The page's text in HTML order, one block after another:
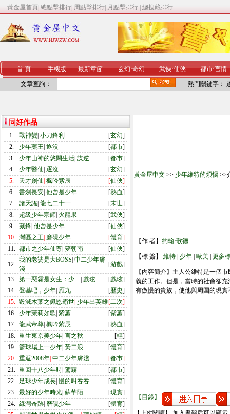
黃金屋首頁 總點擊排行 周點擊排行 月點擊排行 總搜藏排行
首 頁 手機版 最新章節 玄幻·奇幻 武俠·仙俠 都市·言情
文章查詢： 熱門關鍵字：
同好作品
1. 戰神變 小刀鋒利 [玄幻]
2.
少年藥王 逐沒 [都市]
3.
少年山神的悠閑生活 謀逆 [都市]
4.
少年醫仙 逐沒 [玄幻]
5.
天才劍仙 楓吟紫辰 [仙俠]
6.
書劍長安 他曾是少年 [熱血]
7.
諸天謠 龍七二十一 [末世]
8.
超級少年宗師 火龍果 [武俠]
9.
藏鋒 他曾是少年 [仙俠]
10. 灣區之王 磨硯少年 [體育]
11. 都市之少年仙尊 夢朝南 [仙俠]
12.
我的老婆是大BOSS 中二少年膚
淺
[游戲]
13. 第一惡霸是女生：少… 戲玹 [戲玹]
14. 登基吧，少年 雁九 [歷史]
15. 毀滅木葉之佩恩霸世 少年出英雄[二次]
16.
少年茉莉如歌 紫蕙 [紫蕙]
17. 龍武帝尊 楓吟紫辰 [熱血]
18. 重生東京美少年 言之秋 [輕]
19. 籃球場上一少年 黃二浪 [體育]
20. 重返2008年 中二少年膚淺 [都市]
21. 重回十八少年時 駕霧 [都市]
22.
足球少年成長 |慢的叫吞吞 [體育]
23. 最好的少年時光 蘇芊陌 [現實]
24. 綠灣奇跡 磨硯少年 [體育]
黃金屋中文 >> 少年維特的煩惱 >>
【作 者】 約翰·歌德
【標 簽】 維特 少年 歐美 更多
【內容簡介】主人公維特是一個
義的工作。但是，當時的社會卻
有傲慢的貴族，使他與周圍的現實
【目錄】